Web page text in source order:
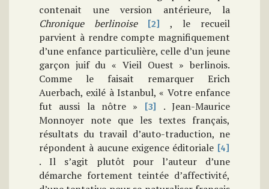
contenait une version antérieure, la
Chronique berlinoise
[2]
, le recueil
parvient à rendre compte magnifiquement
d’une enfance particulière, celle d’un jeune
garçon juif du « Vieil Ouest » berlinois.
Comme le faisait remarquer Erich
Auerbach, exilé à Istanbul, « Votre enfance
fut aussi la nôtre »
[3]
. Jean-Maurice
Monnoyer note que les textes français,
résultats du travail d’auto-traduction, ne
répondent à aucune exigence éditoriale [4]
. Il s’agit plutôt pour l’auteur d’une
démarche fortement teintée d’affectivité,